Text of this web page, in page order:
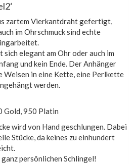
zartem Vierkantdraht gefertigt,
im Ohrschmuck sind echte
elegant am Ohr oder auch im
und kein Ende. Der Anhänger
Weisen in eine Kette, eine Perlkette
werden.
Gold, 950 Platin
wird von Hand geschlungen. Dabei
Stücke, da keines zu einhundert
persönlichen Schlingel!